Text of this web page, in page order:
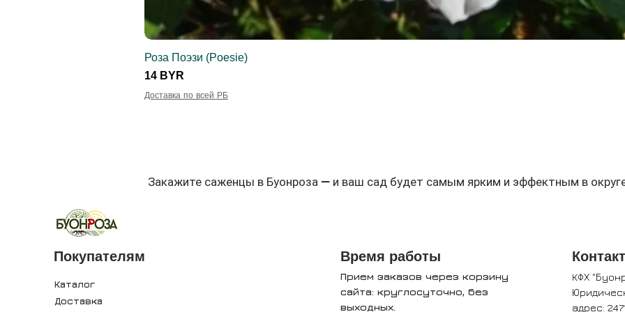
Роза Поэзи (Poesie)
Цена
14 BYR
Доставка по всей РБ
Закажите саженцы в Буонроза — и ваш сад будет самым ярким и эффектным в
Покупателям
Каталог
Доставка
Время работы
Прием заказов через корзину
сайта: круглосуточно, без
выходных.
КФХ
адрес: